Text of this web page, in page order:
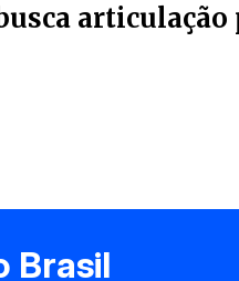
articulação
Brasil